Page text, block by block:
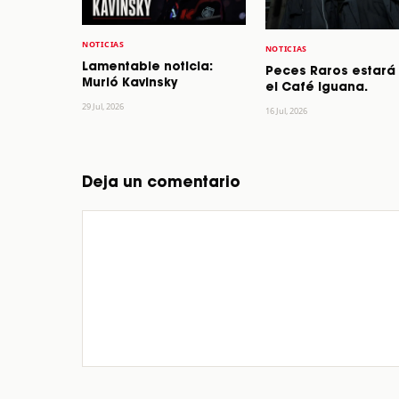
NOTICIAS
Lamentable noticia:
Murió Kavinsky
29 Jul, 2026
NOTICIAS
Peces Raros estará
el Café Iguana.
16 Jul, 2026
Deja un comentario